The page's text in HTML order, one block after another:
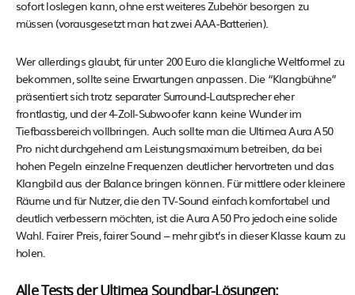
sofort loslegen kann, ohne erst weiteres Zubehör besorgen zu
müssen (vorausgesetzt man hat zwei AAA-Batterien).
Wer allerdings glaubt, für unter 200 Euro die klangliche Weltformel zu
bekommen, sollte seine Erwartungen anpassen. Die “Klangbühne”
präsentiert sich trotz separater Surround-Lautsprecher eher
frontlastig, und der 4-Zoll-Subwoofer kann keine Wunder im
Tiefbassbereich vollbringen. Auch sollte man die Ultimea Aura A50
Pro nicht durchgehend am Leistungsmaximum betreiben, da bei
hohen Pegeln einzelne Frequenzen deutlicher hervortreten und das
Klangbild aus der Balance bringen können. Für mittlere oder kleinere
Räume und für Nutzer, die den TV-Sound einfach komfortabel und
deutlich verbessern möchten, ist die Aura A50 Pro jedoch eine solide
Wahl. Fairer Preis, fairer Sound – mehr gibt’s in dieser Klasse kaum zu
holen.
Alle Tests der Ultimea Soundbar-Lösungen: